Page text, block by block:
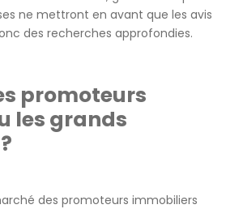
ne mettront en avant que les avis
des recherches approfondies.
promoteurs
les grands
des promoteurs immobiliers